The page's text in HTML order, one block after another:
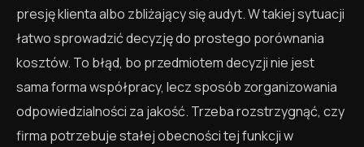
presję klienta albo zbliżający się audyt. W takiej sytuacji
łatwo sprowadzić decyzję do prostego porównania
kosztów. To błąd, bo przedmiotem decyzji nie jest
sama forma współpracy, lecz sposób zorganizowania
odpowiedzialności za jakość. Trzeba rozstrzygnąć, czy
firma potrzebuje stałej obecności tej funkcji w